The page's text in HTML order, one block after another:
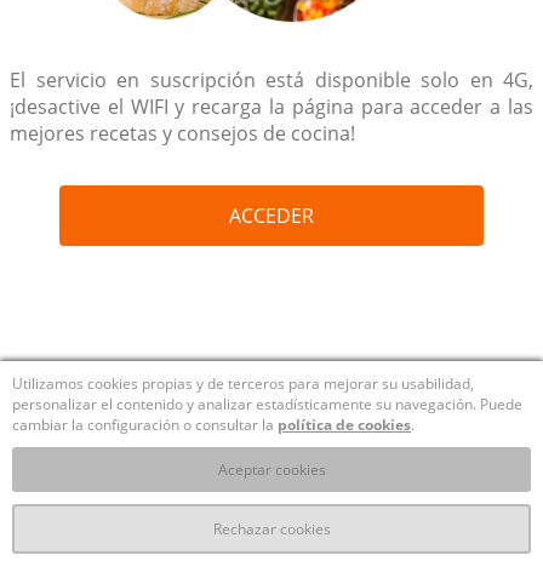
Utilizamos cookies propias y de terceros para mejorar su usabilidad,
personalizar el contenido y analizar estadísticamente su navegación. Puede
cambiar la configuración o consultar la política de cookies.
Aceptar cookies
Rechazar cookies
El servicio en suscripción está disponible solo en 4G,
¡desactive el WIFI y recarga la página para acceder a las
mejores recetas y consejos de cocina!
ACCEDER